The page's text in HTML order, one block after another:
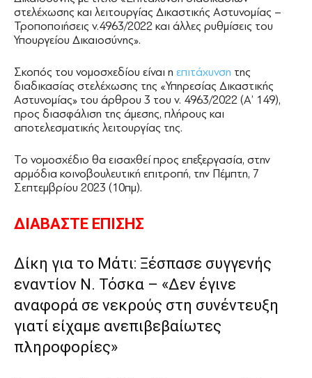
στελέχωσης και λειτουργίας Δικαστικής Αστυνομίας –
Τροποποιήσεις ν.4963/2022 και άλλες ρυθμίσεις του
Υπουργείου Δικαιοσύνης».
Σκοπός του νομοσχεδίου είναι η επιτάχυνση της
διαδικασίας στελέχωσης της «Υπηρεσίας Δικαστικής
Αστυνομίας» του άρθρου 3 του ν. 4963/2022 (Α’ 149),
προς διασφάλιση της άμεσης, πλήρους και
αποτελεσματικής λειτουργίας της.
Το νομοσχέδιο θα εισαχθεί προς επεξεργασία, στην
αρμόδια κοινοβουλευτική επιτροπή, την Πέμπτη, 7
Σεπτεμβρίου 2023 (10πμ).
ΔΙΑΒΑΣΤΕ ΕΠΙΣΗΣ
Δίκη για το Μάτι: Ξέσπασε συγγενής
εναντίον Ν. Τόσκα – «Δεν έγινε
αναφορά σε νεκρούς στη συνέντευξη
γιατί είχαμε ανεπιβεβαίωτες
πληροφορίες»